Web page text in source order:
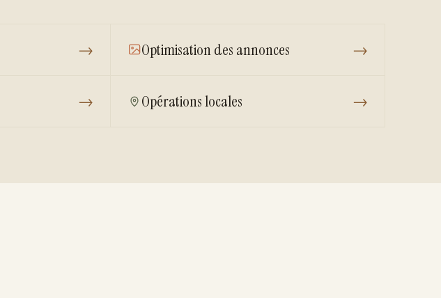
→ Optimisation des annonces →
→ Opérations locales →